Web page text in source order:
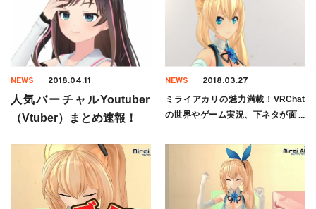
NEWS 2018.04.11
人気バーチャルYoutuber
（Vtuber）まとめ速報！
NEWS 2018.03.27
ミライアカリの魅力満載！VRChat
の世界やゲーム実況、下ネタが面白